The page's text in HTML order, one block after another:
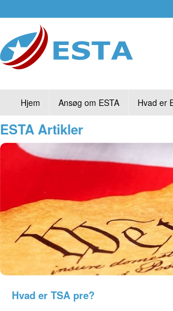
Hjem Ansøg om ESTA Hvad er
ESTA Artikler
Hvad er TSA pre?